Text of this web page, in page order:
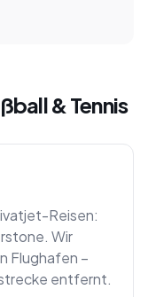
& Tennis
Reisen:
Wir
Flughafen –
entfernt.